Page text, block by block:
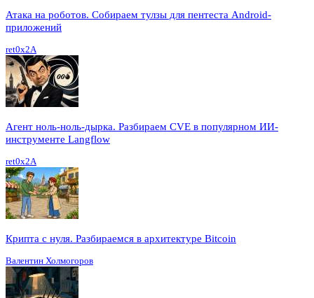
Атака на роботов. Собираем тулзы для пентеста Android-
приложений
ret0x2A
Агент ноль-ноль-дырка. Разбираем CVE в популярном ИИ-
инструменте Langflow
ret0x2A
Крипта с нуля. Разбираемся в архитектуре Bitcoin
Валентин Холмогоров